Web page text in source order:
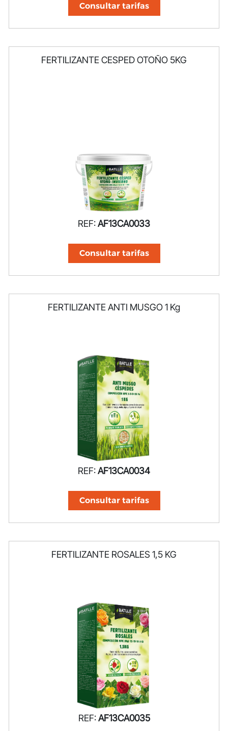
Consultar tarifas
FERTILIZANTE CESPED OTOÑO 5KG
REF:AF13CA0033
Consultar tarifas
FERTILIZANTE ANTI MUSGO 1 Kg
REF:AF13CA0034
Consultar tarifas
FERTILIZANTE ROSALES 1,5 KG
REF:AF13CA0035